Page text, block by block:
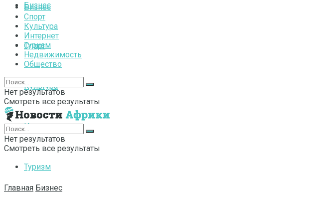
Бизнес
Спорт
Культура
Интернет
Туризм
Бизнес
Спорт
Культура
Интернет
Туризм
Недвижимость
Общество
Нет результатов
Смотреть все результаты
Нет результатов
Смотреть все результаты
Главная Бизнес